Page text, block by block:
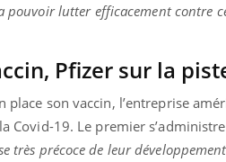
pouvoir lutter efficacement contre
Pfizer sur la
place son vaccin, l’entreprise
Covid-19. Le premier
très précoce de leur développement